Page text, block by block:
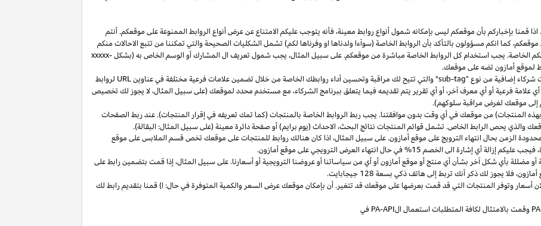
اذا قمنا بإخباركم بأن موقعكم ليس بإمكانه شمول أنواع روابط معينة،فأنه يتوجب عليكم الامتناع عن عرض أنواع الروابط الممنوعة على موقعكم. أنتم
موقعكم، كما انكم مسؤولون بالتأكد بأن الروابط الخاصة (سوآءا ولدناها او وفرناها لكم) تشمل الشكليات الصحيحة والتي تمكننا من تتبع الاحالات منكم
الخاصة. يجب استخدام كل الروابط الخاصة مباشرة من موقعكم. على سبيل المثال، يجب شمول تعريف ال المشارك أو الوسم الخاص به (بشكلxxxxx-
لموقع أمازون تضه على موقعك.
شركاء إضافية من نوع "sub-tag" والتي تتيح لك مراقبة وتحسين أداء روابطك الخاصة من خلال تضمين علامات فرعية مختلفة في عناوينURL لروابط
فرعية أو أي معرف آخر، أو أي تقرير يتم تقديمه فيما يتعلق ببرنامج الشركاء، مع مستخدم محدد لموقعك (على سبيل المثال، لا يجوز لك تخصيص
إلى موقعك لغرض مراقبة سلوكهم).
بهذه المنتجات) من موقعك في أي وقت بدون موافقتنا. يجب ربط الروابط الخاصة بالمنتجات (كما تمك تعريفه في إقرار المنتجات). عند ربط الصفحات
والذي يحص الرابط الخاص. تشمل قوائم المنتجات نتائج البحث، الاحداث (يوم برايم) أو صفحة دائرة معينة (على سبيل المثال: البقالة).
الزمن بحال انتهاء الترويج على موقع أمازون. على سبيل المثال، اذا كان هنالك روابط للمنتجات على موقعك تخص قسم الملابس على موقع
فيجب عليكم إزالة أي إشارة الى الخصم 15% في حال انتهاء العرض الترويجي على موقع أمازون.
أو مضللة بأيشكلآخر بشأنأي منتجأو موقعأمازونأوأي منسياساتناأوعروضنا الترويجيةأوأسعارنا.علىسبيل المثال،إذا قمت بتضمينرابطعلى
أمازون،فلا يجوز لكذكرأنك تربطإلىهاتفذكي بسعة جيجابايت.
أسعار وتوفر المنتجات التي قد قمت بعرضها على موقعك قد تتغير. أن بإمكان موقعك عرض السعر والكمية المتوفرة في حال: ا) قمنا بتقديم رابط لك
وقمت بالامتثال لكافة المتطلبات استعمال ال PA-API
في